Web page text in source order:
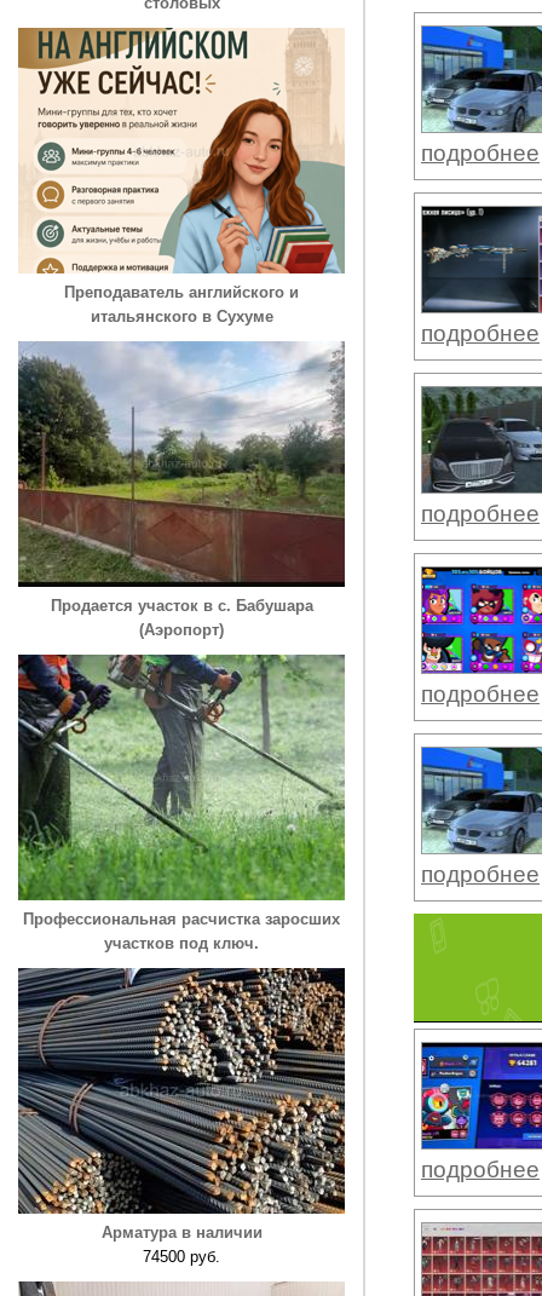
Преподаватель английского и
итальянского в Сухуме
Продается участок в с. Бабушара
(Аэропорт)
Профессиональная расчистка заросших
участков под ключ.
Арматура в наличии
74500 руб.
подробнее
подробнее
подробнее
подробнее
подробнее
подробнее